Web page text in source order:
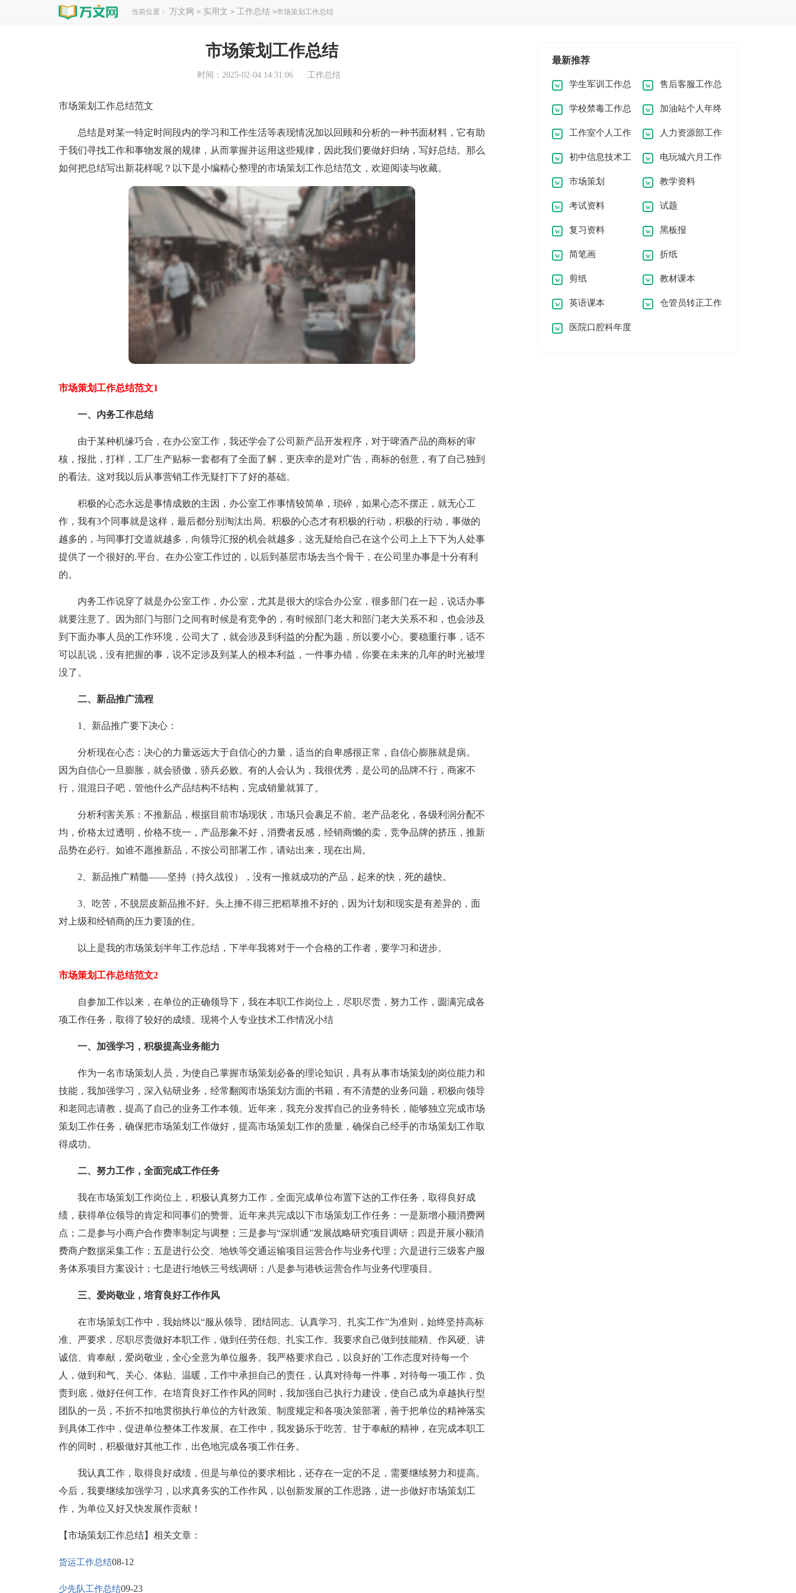
当前位置： 万文网 > 实用文 > 工作总结 >市场策划工作总结
市场策划工作总结
时间：2025-02-04 14:31:06 工作总结
市场策划工作总结范文
总结是对某一特定时间段内的学习和工作生活等表现情况加以回顾和分析的一种书面材料，它有助
于我们寻找工作和事物发展的规律，从而掌握并运用这些规律，因此我们要做好归纳，写好总结。那么
如何把总结写出新花样呢？以下是小编精心整理的市场策划工作总结范文，欢迎阅读与收藏。
市场策划工作总结范文1
一、内务工作总结
由于某种机缘巧合，在办公室工作，我还学会了公司新产品开发程序，对于啤酒产品的商标的审
核，报批，打样，工厂生产贴标一套都有了全面了解，更庆幸的是对广告，商标的创意，有了自己独到
的看法。这对我以后从事营销工作无疑打下了好的基础。
积极的心态永远是事情成败的主因，办公室工作事情较简单，琐碎，如果心态不摆正，就无心工
作，我有3个同事就是这样，最后都分别淘汰出局。积极的心态才有积极的行动，积极的行动，事做的
越多的，与同事打交道就越多，向领导汇报的机会就越多，这无疑给自己在这个公司上上下下为人处事
提供了一个很好的.平台。在办公室工作过的，以后到基层市场去当个骨干，在公司里办事是十分有利
的。
内务工作说穿了就是办公室工作，办公室，尤其是很大的综合办公室，很多部门在一起，说话办事
就要注意了。因为部门与部门之间有时候是有竞争的，有时候部门老大和部门老大关系不和，也会涉及
到下面办事人员的工作环境，公司大了，就会涉及到利益的分配为题，所以要小心。要稳重行事，话不
可以乱说，没有把握的事，说不定涉及到某人的根本利益，一件事办错，你要在未来的几年的时光被埋
没了。
二、新品推广流程
1、新品推广要下决心：
分析现在心态：决心的力量远远大于自信心的力量，适当的自卑感很正常，自信心膨胀就是病。
因为自信心一旦膨胀，就会骄傲，骄兵必败。有的人会认为，我很优秀，是公司的品牌不行，商家不
行，混混日子吧，管他什么产品结构不结构，完成销量就算了。
分析利害关系：不推新品，根据目前市场现状，市场只会裹足不前。老产品老化，各级利润分配不
均，价格太过透明，价格不统一，产品形象不好，消费者反感，经销商懒的卖，竞争品牌的挤压，推新
品势在必行。如谁不愿推新品，不按公司部署工作，请站出来，现在出局。
2、新品推广精髓——坚持（持久战役），没有一推就成功的产品，起来的快，死的越快。
3、吃苦，不脱层皮新品推不好。头上捶不得三把稻草推不好的，因为计划和现实是有差异的，面
对上级和经销商的压力要顶的住。
以上是我的市场策划半年工作总结，下半年我将对于一个合格的工作者，要学习和进步。
市场策划工作总结范文2
自参加工作以来，在单位的正确领导下，我在本职工作岗位上，尽职尽责，努力工作，圆满完成各
项工作任务，取得了较好的成绩。现将个人专业技术工作情况小结
一、加强学习，积极提高业务能力
作为一名市场策划人员，为使自己掌握市场策划必备的理论知识，具有从事市场策划的岗位能力和
技能，我加强学习，深入钻研业务，经常翻阅市场策划方面的书籍，有不清楚的业务问题，积极向领导
和老同志请教，提高了自己的业务工作本领。近年来，我充分发挥自己的业务特长，能够独立完成市场
策划工作任务，确保把市场策划工作做好，提高市场策划工作的质量，确保自己经手的市场策划工作取
得成功。
二、努力工作，全面完成工作任务
我在市场策划工作岗位上，积极认真努力工作，全面完成单位布置下达的工作任务，取得良好成
绩，获得单位领导的肯定和同事们的赞誉。近年来共完成以下市场策划工作任务：一是新增小额消费网
点；二是参与小商户合作费率制定与调整；三是参与“深圳通”发展战略研究项目调研；四是开展小额消
费商户数据采集工作；五是进行公交、地铁等交通运输项目运营合作与业务代理；六是进行三级客户服
务体系项目方案设计；七是进行地铁三号线调研；八是参与港铁运营合作与业务代理项目。
三、爱岗敬业，培育良好工作作风
在市场策划工作中，我始终以“服从领导、团结同志、认真学习、扎实工作”为准则，始终坚持高标
准、严要求，尽职尽责做好本职工作，做到任劳任怨、扎实工作。我要求自己做到技能精、作风硬、讲
诚信、肯奉献，爱岗敬业，全心全意为单位服务。我严格要求自己，以良好的`工作态度对待每一个
人，做到和气、关心、体贴、温暖，工作中承担自己的责任，认真对待每一件事，对待每一项工作，负
责到底，做好任何工作。在培育良好工作作风的同时，我加强自己执行力建设，使自己成为卓越执行型
团队的一员，不折不扣地贯彻执行单位的方针政策、制度规定和各项决策部署，善于把单位的精神落实
到具体工作中，促进单位整体工作发展。在工作中，我发扬乐于吃苦、甘于奉献的精神，在完成本职工
作的同时，积极做好其他工作，出色地完成各项工作任务。
我认真工作，取得良好成绩，但是与单位的要求相比，还存在一定的不足，需要继续努力和提高。
今后，我要继续加强学习，以求真务实的工作作风，以创新发展的工作思路，进一步做好市场策划工
作，为单位又好又快发展作贡献！
【市场策划工作总结】相关文章：
货运工作总结08-12
少先队工作总结09-23
最新推荐
学生军训工作总
结
售后客服工作总
结
学校禁毒工作总
结
加油站个人年终
工作总结
工作室个人工作
总结
人力资源部工作
总结
初中信息技术工
作总结
电玩城六月工作
总结
市场策划 教学资料
考试资料 试题
复习资料 黑板报
简笔画 折纸
剪纸 教材课本
英语课本 仓管员转正工作
医院口腔科年度